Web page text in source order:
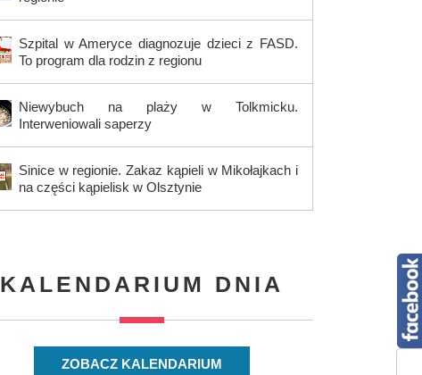
Szpital w Ameryce diagnozuje dzieci z FASD.
To program dla rodzin z regionu
Niewybuch na plaży w Tolkmicku.
Interweniowali saperzy
Sinice w regionie. Zakaz kąpieli w Mikołajkach i
na części kąpielisk w Olsztynie
KALENDARIUM DNIA
ZOBACZ KALENDARIUM